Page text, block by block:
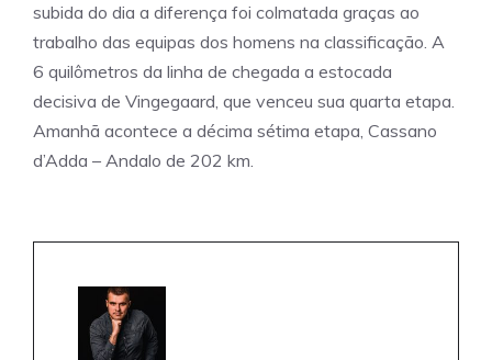
subida do dia a diferença foi colmatada graças ao
trabalho das equipas dos homens na classificação. A
6 quilômetros da linha de chegada a estocada
decisiva de Vingegaard, que venceu sua quarta etapa.
Amanhã acontece a décima sétima etapa, Cassano
d’Adda – Andalo de 202 km.